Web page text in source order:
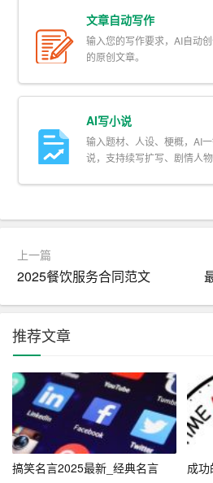
必长篇大论，一句“生日快乐，愿
以让人心生暖意。这样的短信，
简单却足以驱散寒冷，让人感受
福。它们提醒我们，即便在忙碌
些重要的人，以及表达我们的感
祝福的艺术：心意比形式更重要
上发自内心的关怀与理解。有时
要来得更加深刻。因此，在准备
对方真正需要的是什么，是鼓励
伴？用心去感受，用爱去传递，
的。
情感的共鸣：共享人生的喜悦
生日不仅仅是个体的庆祝，更是
享生日祝福图片或短信，我们实
的喜悦与期待。这种共享不仅增
系，也让整个社群感受到了温暖与
文章自动写作
输入您的写作要求，AI自动
的原创文章。
AI写小说
输入题材、人设、梗概，AI
说，支持续写扩写、剧情人物
上一篇
2025餐饮服务合同范文
推荐文章
搞笑名言2025最新_经典名言 成